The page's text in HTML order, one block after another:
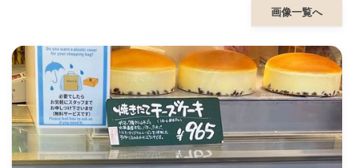
画像一覧へ